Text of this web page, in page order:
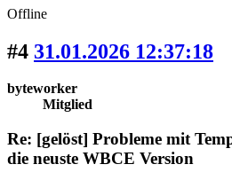
Offline
#4 31.01.2026 12:37:18
byteworker
Mitglied
Re: [gelöst] Probleme mit
die neuste WBCE Version